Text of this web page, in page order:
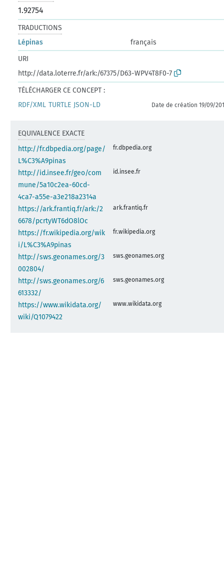
1.92754
TRADUCTIONS
Lépinas
français
URI
http://data.loterre.fr/ark:/67375/D63-WPV4T8F0-7
TÉLÉCHARGER CE CONCEPT :
RDF/XML TURTLE JSON-LD Date de création 19/09/
EQUIVALENCE EXACTE
http://fr.dbpedia.org/page/
L%C3%A9pinas
fr.dbpedia.org
http://id.insee.fr/geo/com
mune/5a10c2ea-60cd-
4ca7-a55e-a3e218a2314a
id.insee.fr
https://ark.frantiq.fr/ark:/2
6678/pcrtyWT6dO8lOc
ark.frantiq.fr
https://fr.wikipedia.org/wik
i/L%C3%A9pinas
fr.wikipedia.org
http://sws.geonames.org/3
002804/
sws.geonames.org
http://sws.geonames.org/6
613332/
sws.geonames.org
https://www.wikidata.org/
wiki/Q1079422
www.wikidata.org